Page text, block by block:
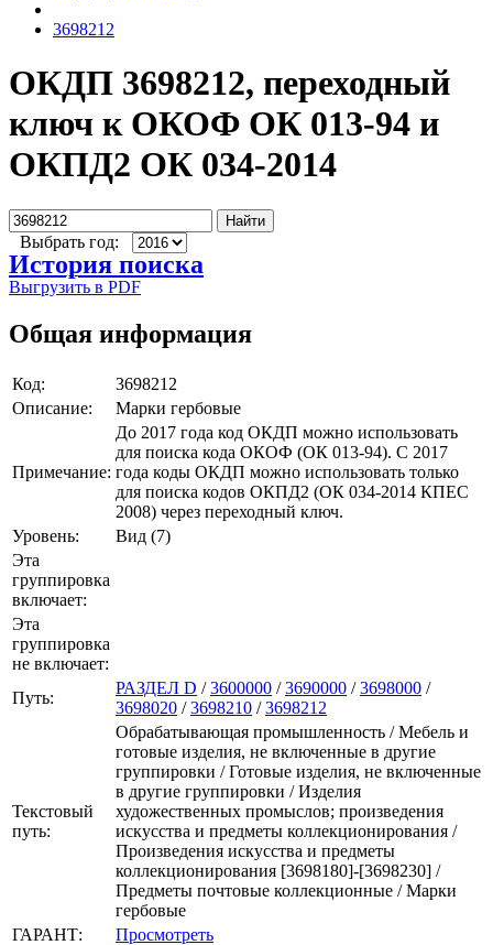
3698212
ОКДП 3698212, переходный
ключ к ОКОФ ОК 013-94 и
ОКПД2 ОК 034-2014
Найти
Выбрать год:
История поиска
Выгрузить в PDF
Общая информация
Код:
3698212
Описание:
Марки гербовые
Примечание:
До 2017 года код ОКДП можно использовать
для поиска кода ОКОФ (ОК 013-94). C 2017
года коды ОКДП можно использовать только
для поиска кодов ОКПД2 (ОК 034-2014 КПЕС
2008) через переходный ключ.
Уровень:
Вид (7)
Эта
группировка
включает:
Эта
группировка
не включает:
Путь:
РАЗДЕЛ D /3600000 /3690000 /3698000 /
3698020 /3698210 /3698212
Текстовый
путь:
Обрабатывающая промышленность / Мебель и
готовые изделия, не включенные в другие
группировки / Готовые изделия, не включенные
в другие группировки / Изделия
художественных промыслов; произведения
искусства и предметы коллекционирования /
Произведения искусства и предметы
коллекционирования [3698180]-[3698230] /
Предметы почтовые коллекционные / Марки
гербовые
ГАРАНТ:
Просмотреть